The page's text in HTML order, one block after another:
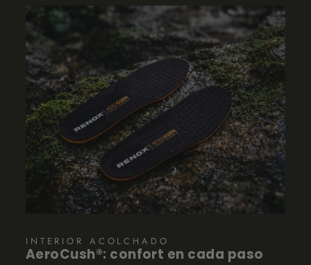
INTERIOR ACOLCHADO
AeroCush®: confort en cada paso